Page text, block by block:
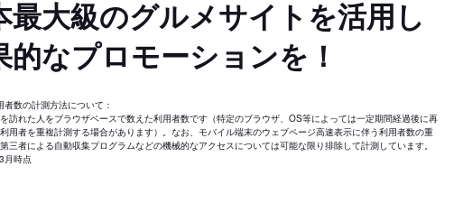
最大級のグルメサイトを活用し
的なプロモーションを！
数の計測方法について：
訪れた人をブラウザベースで数えた利用者数です（特定のブラウザ、OS等によっては一定期間経過後に再
用者を重複計測する場合があります）。なお、モバイル端末のウェブページ高速表示に伴う利用者数の重
三者による自動収集プログラムなどの機械的なアクセスについては可能な限り排除して計測しています。
月時点